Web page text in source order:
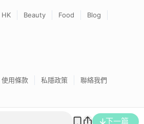
下一篇
HK Beauty Food
Blog
使用條款 私隱政策 聯絡我們